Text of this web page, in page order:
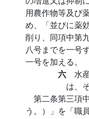
用農作物等及び
め、「並びに薬
削り、同項中第
八号までを一号
一号を加える。
六 水
は、
第二条第三項
う。）」を「職